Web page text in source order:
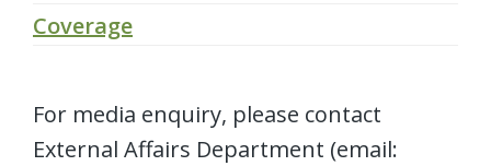
Coverage
For media enquiry, please contact
External Affairs Department (email: